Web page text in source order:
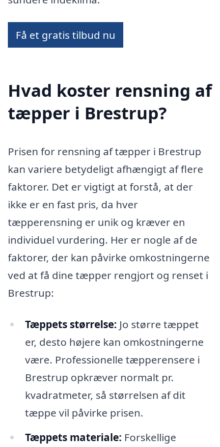
Få et gratis tilbud nu
Hvad koster rensning af
tæpper i Brestrup?
Prisen for rensning af tæpper i Brestrup
kan variere betydeligt afhængigt af flere
faktorer. Det er vigtigt at forstå, at der
ikke er en fast pris, da hver
tæpperensning er unik og kræver en
individuel vurdering. Her er nogle af de
faktorer, der kan påvirke omkostningerne
ved at få dine tæpper rengjort og renset i
Brestrup:
Tæppets størrelse: Jo større tæppet
er, desto højere kan omkostningerne
være. Professionelle tæpperensere i
Brestrup opkræver normalt pr.
kvadratmeter, så størrelsen af dit
tæppe vil påvirke prisen.
Tæppets materiale: Forskellige